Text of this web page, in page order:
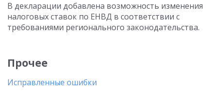
В декларации добавлена возможность изменения
налоговых ставок по ЕНВД в соответствии с
требованиями регионального законодательства.
Прочее
Исправленные ошибки